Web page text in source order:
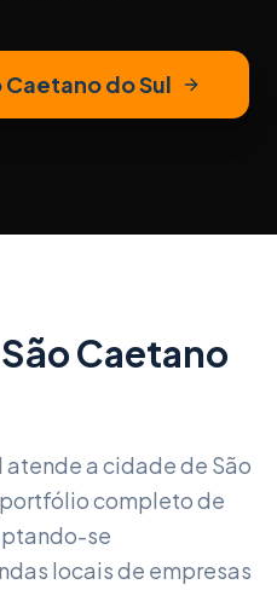
Caetano do Sul
São Caetano
atende a cidade de São
completo de
se
locais de empresas